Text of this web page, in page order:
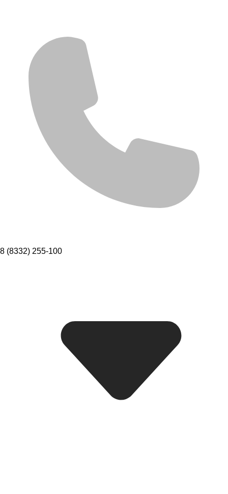
8 (8332) 255-100